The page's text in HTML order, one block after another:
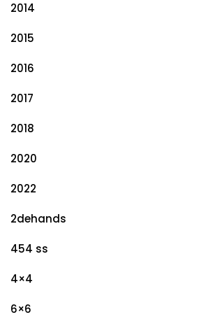
2014
2015
2016
2017
2018
2020
2022
2dehands
454 ss
4×4
6×6